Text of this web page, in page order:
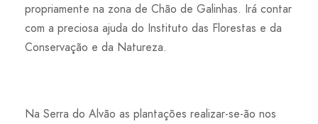
propriamente na zona de Chão de Galinhas. Irá contar
com a preciosa ajuda do Instituto das Florestas e da
Conservação e da Natureza.
Na Serra do Alvão as plantações realizar-se-ão nos